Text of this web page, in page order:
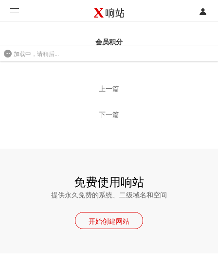
注册
开发类型
会员积分
上一篇
下一篇
免费使用响站
提供永久免费的系统、二级域名和空间
开始创建网站
加载中，请稍后...